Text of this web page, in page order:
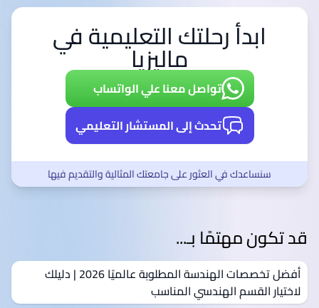
ابدأ رحلتك التعليمية في
ماليزيا
تواصل معنا علي الواتساب
تحدث إلى المستشار التعليمي
سنساعدك في العثور على جامعتك المثالية والتقديم فيها
قد تكون مهتمًا بـ...
أفضل تخصصات الهندسة المطلوبة عالميًا 2026 | دليلك
لاختيار القسم الهندسي المناسب